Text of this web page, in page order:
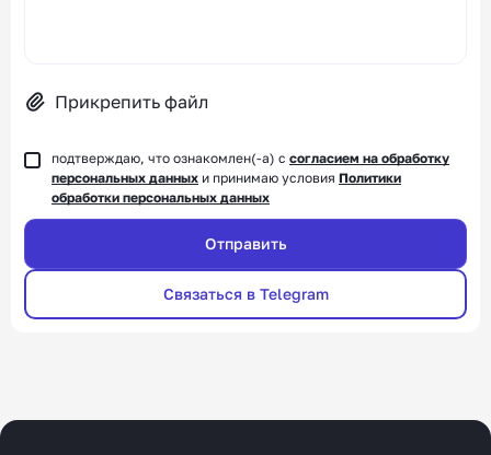
Прикрепить файл
подтверждаю, что ознакомлен(-а) с согласием на обработку
персональных данных и принимаю условия Политики
обработки персональных данных
Связаться в Telegram